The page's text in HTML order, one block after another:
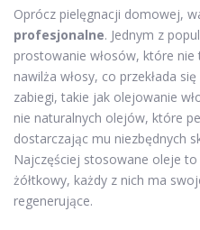
Oprócz pielęgnacji domowej,
profesjonalne. Jednym z
prostowanie włosów, które nie
nawilża włosy, co przekłada
zabiegi, takie jak olejowanie
nie naturalnych olejów, które
dostarczając mu niezbędnych
Najczęściej stosowane oleje
żółtkowy, każdy z nich ma
regenerujące.